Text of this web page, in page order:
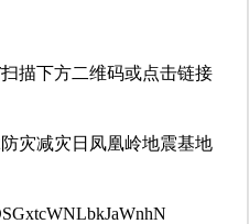
扫描下方二维码或点击链接
灾减灾日凤凰岭地震基地